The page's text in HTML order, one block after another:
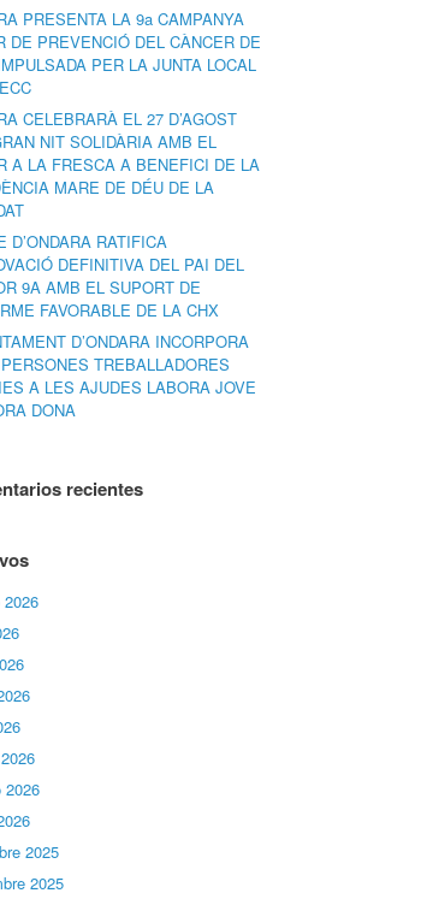
PRESENTA LA 9a CAMPANYA
DE PREVENCIÓ DEL CÀNCER DE
PER LA JUNTA LOCAL
CELEBRARÀ EL 27 D’AGOST
NIT SOLIDÀRIA AMB EL
A LA FRESCA A BENEFICI DE LA
MARE DE DÉU DE LA
D’ONDARA RATIFICA
DEFINITIVA DEL PAI DEL
9A AMB EL SUPORT DE
FAVORABLE DE LA CHX
D’ONDARA INCORPORA
TREBALLADORES
A LES AJUDES LABORA JOVE
DONA
recientes
2026
2025
2025